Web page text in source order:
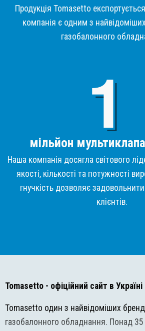
Продукція Tomasetto експортується
компанія є одним з найвідоміших
газобалонного
мільйон
Наша компанія досягла світового
якості, кількості та потужності
гнучкість дозволяє
клієнтів.
Tomasetto - офіційний сайт в Україні
Tomasetto один з найвідоміших
газобалонного обладнання. Понад 35